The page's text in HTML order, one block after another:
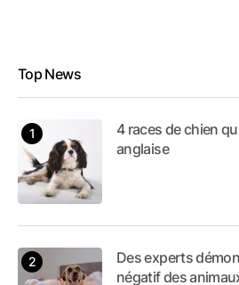
Top News
4 races de chien
anglaise
Des experts
négatif des